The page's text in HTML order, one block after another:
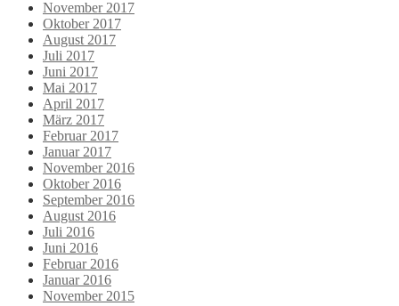
November 2017
Oktober 2017
August 2017
Juli 2017
Juni 2017
Mai 2017
April 2017
März 2017
Februar 2017
Januar 2017
November 2016
Oktober 2016
September 2016
August 2016
Juli 2016
Juni 2016
Februar 2016
Januar 2016
November 2015